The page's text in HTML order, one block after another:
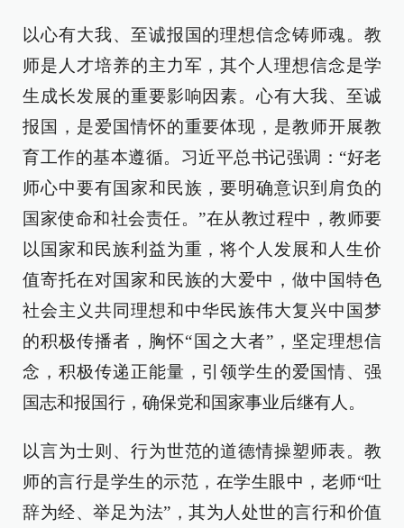
以心有大我、至诚报国的理想信念铸师魂。教
师是人才培养的主力军，其个人理想信念是学
生成长发展的重要影响因素。心有大我、至诚
报国，是爱国情怀的重要体现，是教师开展教
育工作的基本遵循。习近平总书记强调：“好老
师心中要有国家和民族，要明确意识到肩负的
国家使命和社会责任。”在从教过程中，教师要
以国家和民族利益为重，将个人发展和人生价
值寄托在对国家和民族的大爱中，做中国特色
社会主义共同理想和中华民族伟大复兴中国梦
的积极传播者，胸怀“国之大者”，坚定理想信
念，积极传递正能量，引领学生的爱国情、强
国志和报国行，确保党和国家事业后继有人。
以言为士则、行为世范的道德情操塑师表。教
师的言行是学生的示范，在学生眼中，老师“吐
辞为经、举足为法”，其为人处世的言行和价值